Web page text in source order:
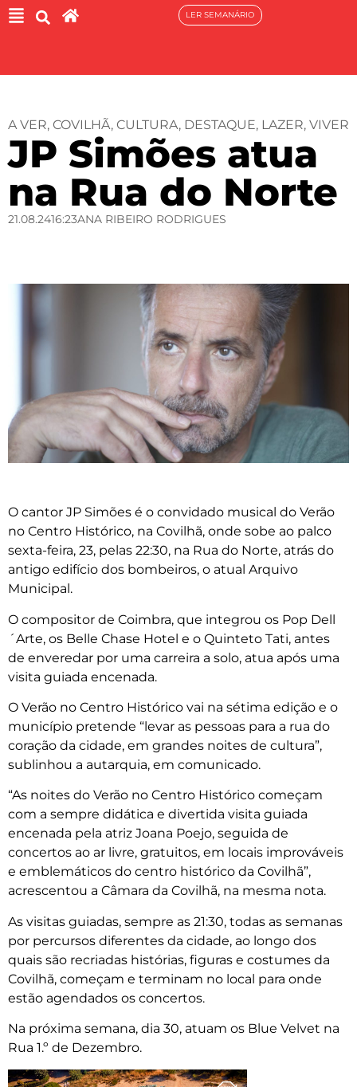
LER SEMANÁRIO
A VER, COVILHÃ, CULTURA, DESTAQUE, LAZER, VIVER
JP Simões atua
na Rua do Norte
21.08.2416:23ANA RIBEIRO RODRIGUES
O cantor JP Simões é o convidado musical do Verão
no Centro Histórico, na Covilhã, onde sobe ao palco
sexta-feira, 23, pelas 22:30, na Rua do Norte, atrás do
antigo edifício dos bombeiros, o atual Arquivo
Municipal.
O compositor de Coimbra, que integrou os Pop Dell
´Arte, os Belle Chase Hotel e o Quinteto Tati, antes
de enveredar por uma carreira a solo, atua após uma
visita guiada encenada.
O Verão no Centro Histórico vai na sétima edição e o
município pretende “levar as pessoas para a rua do
coração da cidade, em grandes noites de cultura”,
sublinhou a autarquia, em comunicado.
“As noites do Verão no Centro Histórico começam
com a sempre didática e divertida visita guiada
encenada pela atriz Joana Poejo, seguida de
concertos ao ar livre, gratuitos, em locais improváveis
e emblemáticos do centro histórico da Covilhã”,
acrescentou a Câmara da Covilhã, na mesma nota.
As visitas guiadas, sempre as 21:30, todas as semanas
por percursos diferentes da cidade, ao longo dos
quais são recriadas histórias, figuras e costumes da
Covilhã, começam e terminam no local para onde
estão agendados os concertos.
Na próxima semana, dia 30, atuam os Blue Velvet na
Rua 1.º de Dezembro.